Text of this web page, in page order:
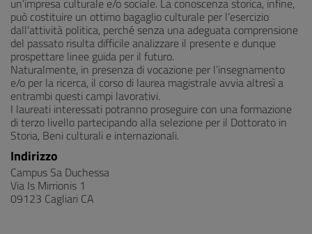
un’impresa culturale e/o sociale. La conoscenza storica, infine,
può costituire un ottimo bagaglio culturale per l’esercizio
dall’attività politica, perché senza una adeguata comprensione
del passato risulta difficile analizzare il presente e dunque
prospettare linee guida per il futuro.
Naturalmente, in presenza di vocazione per l’insegnamento
e/o per la ricerca, il corso di laurea magistrale avvia altresì a
entrambi questi campi lavorativi.
I laureati interessati potranno proseguire con una formazione
di terzo livello partecipando alla selezione per il Dottorato in
Storia, Beni culturali e internazionali.
Indirizzo
Campus Sa Duchessa
Via Is Mirrionis 1
09123 Cagliari CA